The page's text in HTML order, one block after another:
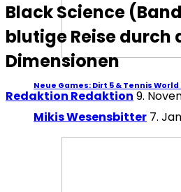
Neue Games: Dirt 5 & Tennis World
Mikis Wesensbitter 7.
Black Science
blutige Reise durch
Dimensionen
Redaktion Redaktion 9.